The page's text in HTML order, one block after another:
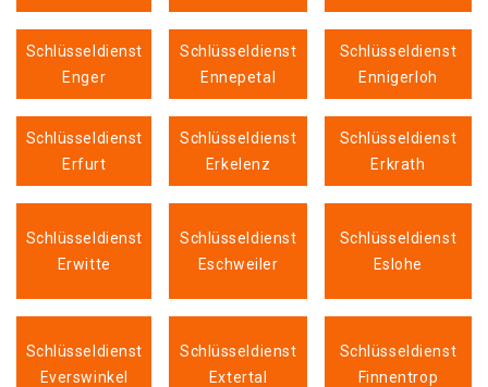
Schlüsseldienst
Enger
Schlüsseldienst
Ennepetal
Schlüsseldienst
Ennigerloh
Schlüsseldienst
Erfurt
Schlüsseldienst
Erkelenz
Schlüsseldienst
Erkrath
Schlüsseldienst
Erwitte
Schlüsseldienst
Eschweiler
Schlüsseldienst
Eslohe
Schlüsseldienst
Everswinkel
Schlüsseldienst
Extertal
Schlüsseldienst
Finnentrop